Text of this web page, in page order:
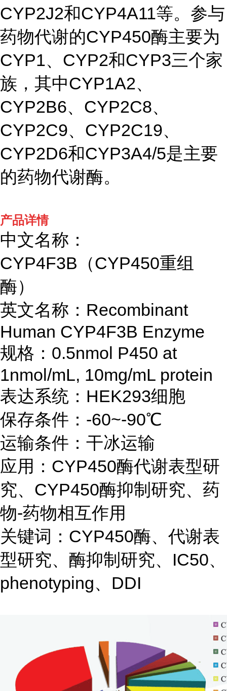
CYP2J2和CYP4A11等。参与
药物代谢的CYP450酶主要为
CYP1、CYP2和CYP3三个家
族，其中CYP1A2、
CYP2B6、CYP2C8、
CYP2C9、CYP2C19、
CYP2D6和CYP3A4/5是主要
的药物代谢酶。
产品详情
中文名称：
CYP4F3B（CYP450重组
酶）
英文名称：Recombinant
Human CYP4F3B Enzyme
规格：0.5nmol P450 at
1nmol/mL, 10mg/mL protein
表达系统：HEK293细胞
保存条件：-60~-90℃
运输条件：干冰运输
应用：CYP450酶代谢表型研
究、CYP450酶抑制研究、药
物-药物相互作用
关键词：CYP450酶、代谢表
型研究、酶抑制研究、IC50、
phenotyping、DDI